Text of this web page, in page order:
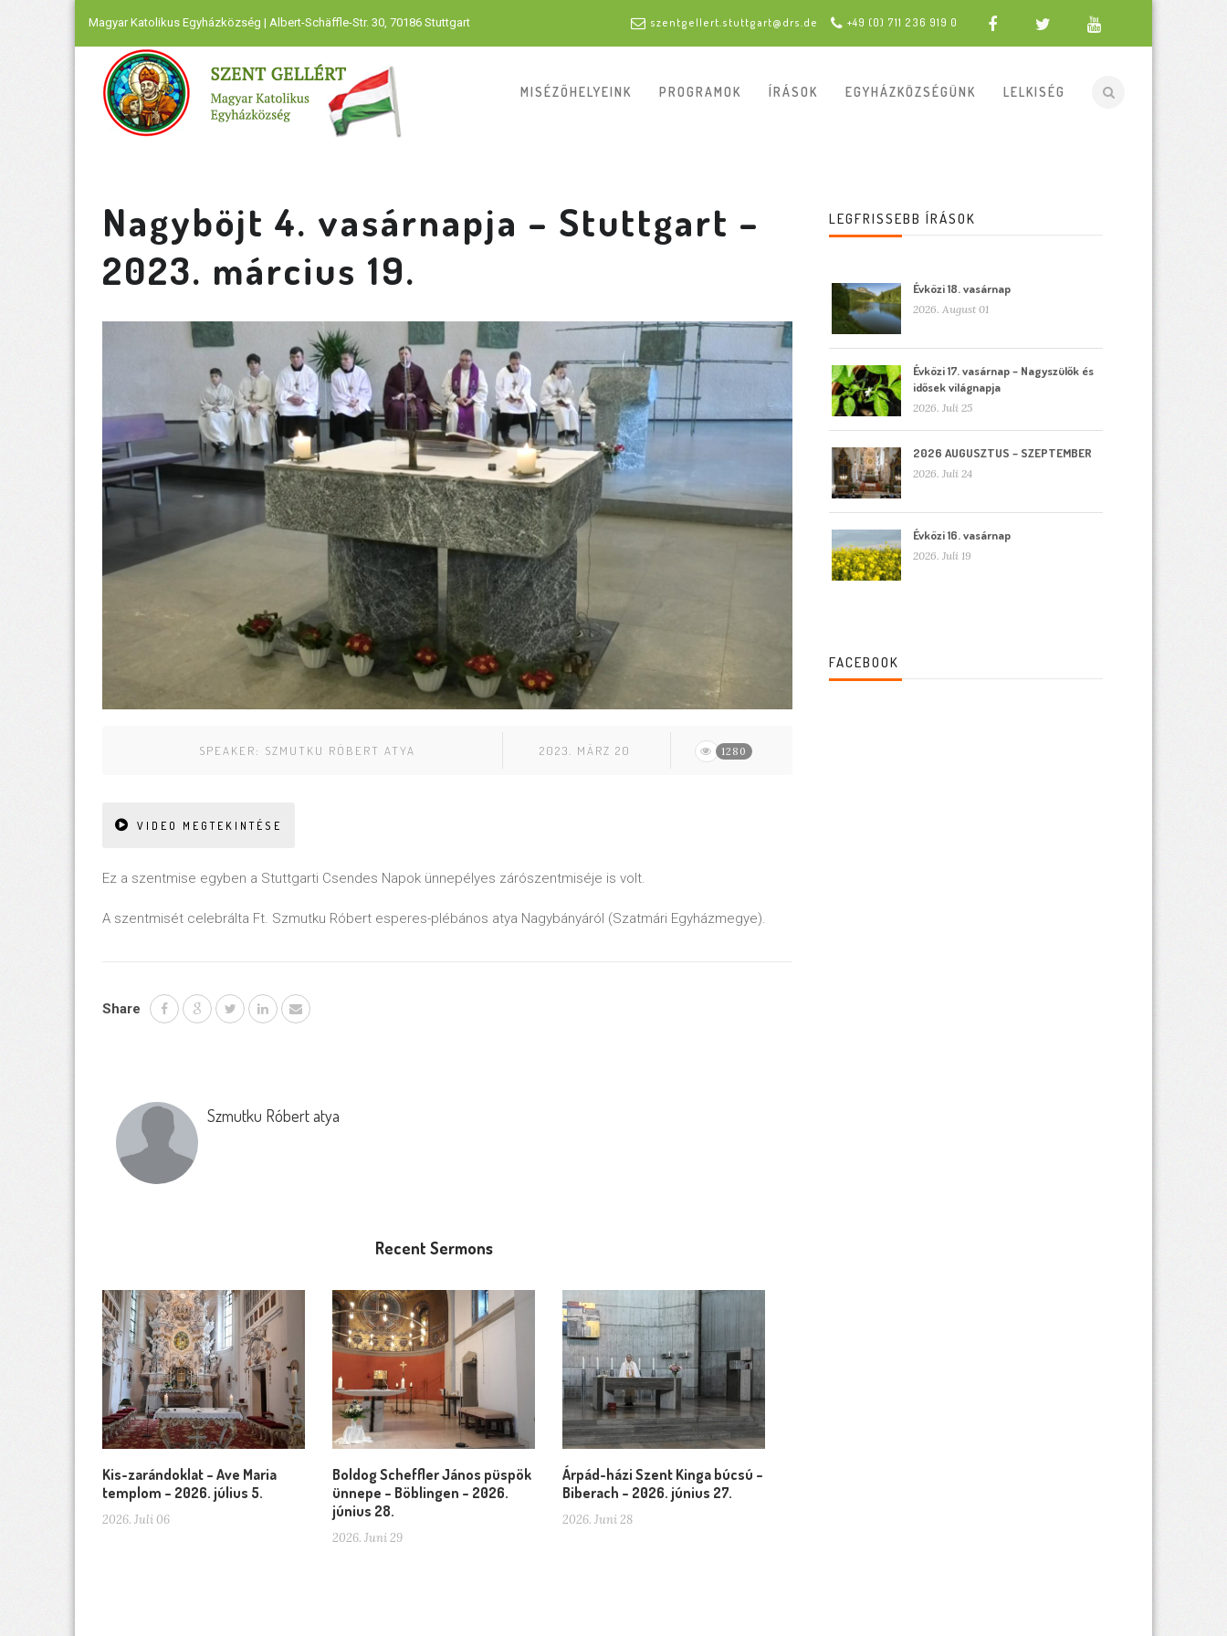
Magyar Katolikus Egyházközség | Albert-Schäffle-Str. 30, 70186 Stuttgart szentgellert.stuttgart@drs.de +49 (0) 711 236 919 0
MISÉZŐHELYEINK PROGRAMOK ÍRÁSOK EGYHÁZKÖZSÉGÜNK LELKISÉG
Nagyböjt 4. vasárnapja – Stuttgart –
2023. március 19.
SPEAKER: SZMUTKU RÓBERT ATYA 2023. MÄRZ 20 1280
VIDEO MEGTEKINTÉSE
Ez a szentmise egyben a Stuttgarti Csendes Napok ünnepélyes zárószentmiséje is volt.
A szentmisét celebrálta Ft. Szmutku Róbert esperes-plébános atya Nagybányáról (Szatmári Egyházmegye).
Share
Szmutku Róbert atya
Recent Sermons
Kis-zarándoklat – Ave Maria
templom – 2026. július 5.
2026. Juli 06
Boldog Scheffler János püspök
ünnepe – Böblingen – 2026.
június 28.
2026. Juni 29
Árpád-házi Szent Kinga búcsú –
Biberach – 2026. június 27.
2026. Juni 28
LEGFRISSEBB ÍRÁSOK
Évközi 18. vasárnap
2026. August 01
Évközi 17. vasárnap – Nagyszülők és
idősek világnapja
2026. Juli 25
2026 AUGUSZTUS – SZEPTEMBER
2026. Juli 24
Évközi 16. vasárnap
2026. Juli 19
FACEBOOK